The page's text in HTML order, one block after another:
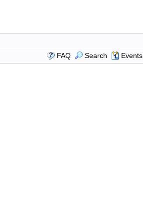
FAQ
Search Events